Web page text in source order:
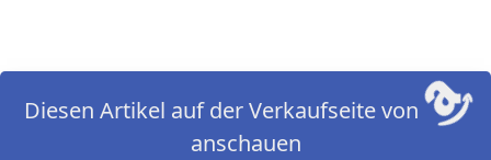
Diesen Artikel auf der Verkaufseite von
anschauen